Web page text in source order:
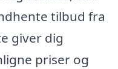
tilbud fra
giver dig
priser og